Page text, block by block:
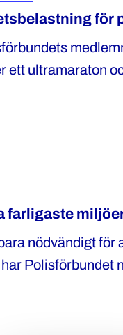
för
ett ultramaraton
farligaste
nödvändigt för
Polisförbundet